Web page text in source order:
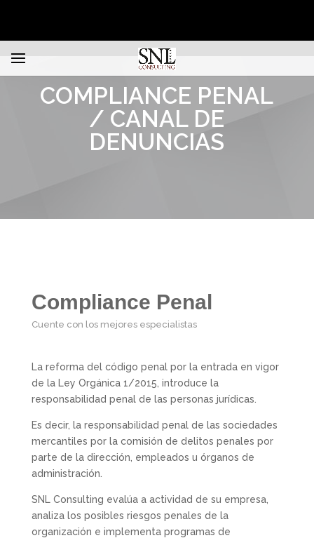
COMPLIANCE PENAL
/ CANAL DE
DENUNCIAS
Compliance Penal
Cuente con los mejores especialistas
​La reforma del código penal por la entrada en vigor
de la Ley Orgánica 1/2015, introduce la
responsabilidad penal de las personas jurídicas.
Es decir, la responsabilidad penal de las sociedades
mercantiles por la comisión de delitos penales por
parte de la dirección, empleados u órganos de
administración.
SNL Consulting evalúa a actividad de su empresa,
analiza los posibles riesgos penales de la
organización e implementa programas de